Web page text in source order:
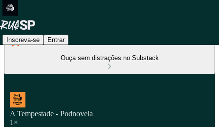
Inscreva-se Entrar
Ouça sem distrações no Substack
A Tempestade - Podnovela
1×